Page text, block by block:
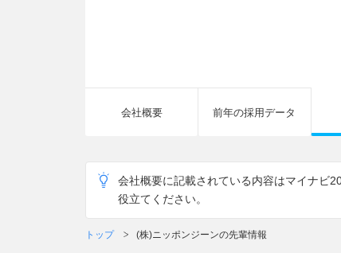
会社概要 前年の採用データ
会社概要に記載されている内容はマイナビ
役立てください。
トップ (株)ニッポンジーンの先輩情報